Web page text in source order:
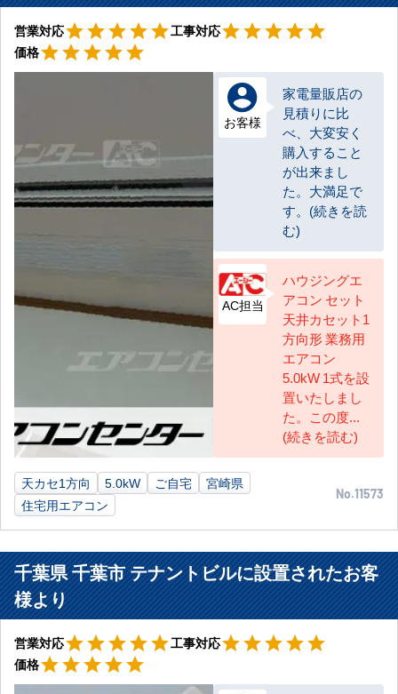
営業対応 星5
starstarstarstarstar工事対応 星5
starstarstarstarstar
価格 星5
starstarstarstarstar
お客様
家電量販店の
見積りに比
べ、大変安く
購入すること
が出来まし
た。大満足で
す。(続きを読
む)
AC担当
ハウジングエ
アコン セット
天井カセット1
方向形 業務用
エアコン
5.0kW 1式を設
置いたしまし
た。この度...
(続きを読む)
天カセ1方向 5.0kW ご自宅
宮崎県
住宅用エアコン
No.11573
千葉県 千葉市 テナントビルに設置されたお客
様より
営業対応 星5
starstarstarstarstar工事対応 星5
starstarstarstarstar
価格 星5
starstarstarstarstar